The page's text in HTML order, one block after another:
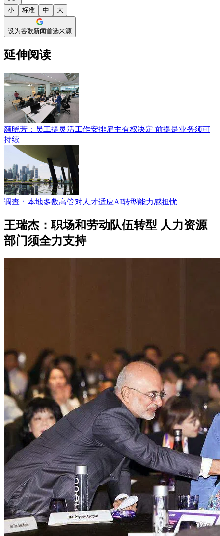
小 标准 中 大
设为谷歌新闻首选来源
延伸阅读
颜晓芳：员工提灵活工作安排雇主有权决定 前提是业务须可
持续
调查：本地多数高管对人才适应AI转型能力感担忧
王瑞杰：职场和劳动队伍转型 人力资源
部门须全力支持